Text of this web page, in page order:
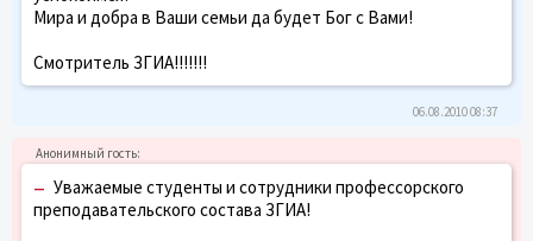
Мира и добра в Ваши семьи да будет Бог с Вами!
Смотритель ЗГИА!!!!!!!
06.08.2010 08:37
– Уважаемые студенты и сотрудники профессорского
преподавательского состава ЗГИА!